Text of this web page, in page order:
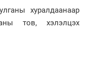
хуралдаанаар
тов, хэлэлцэх